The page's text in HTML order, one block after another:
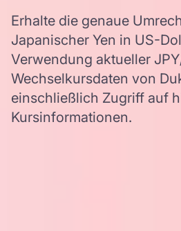
Erhalte die genaue
Japanischer Yen in US-
Verwendung aktueller
Wechselkursdaten von
einschließlich Zugriff auf
Kursinformationen.